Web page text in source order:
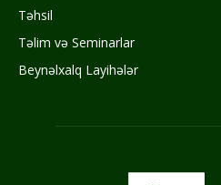
Təhsil
Təlim və Seminarlar
Beynəlxalq Layihələr